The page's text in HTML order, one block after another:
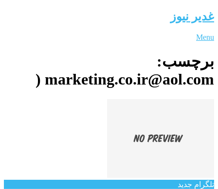
غدیر نیوز
Menu
برچسب:
marketing.co.ir@aol.com (
تلگرام جدید